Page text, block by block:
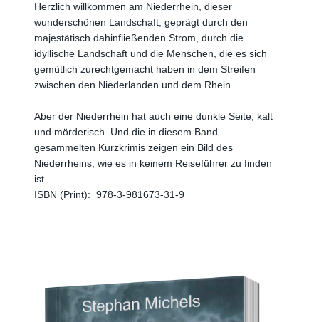
Herzlich willkommen am Niederrhein, dieser
wunderschönen Landschaft, geprägt durch den
majestätisch dahinfließenden Strom, durch die
idyllische Landschaft und die Menschen, die es sich
gemütlich zurechtgemacht haben in dem Streifen
zwischen den Niederlanden und dem Rhein.
Aber der Niederrhein hat auch eine dunkle Seite, kalt
und mörderisch. Und die in diesem Band
gesammelten Kurzkrimis zeigen ein Bild des
Niederrheins, wie es in keinem Reiseführer zu finden
ist.
ISBN (Print): 978-3-981673-31-9